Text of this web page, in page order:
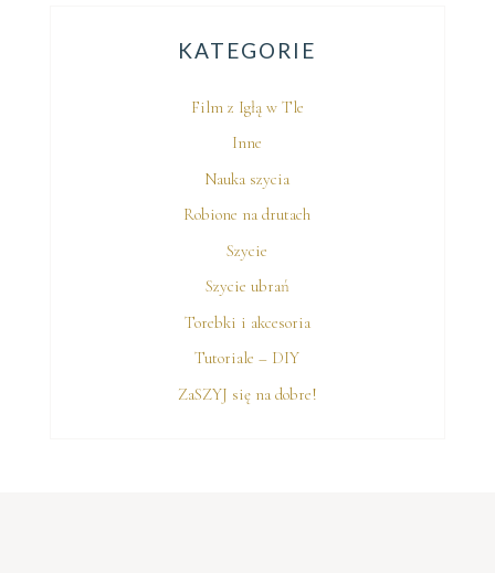
KATEGORIE
Film z Igłą w Tle
Inne
Nauka szycia
Robione na drutach
Szycie
Szycie ubrań
Torebki i akcesoria
Tutoriale – DIY
ZaSZYJ się na dobre!